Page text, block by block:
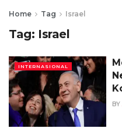
Home Tag Israel
Tag: Israel
INTERNASIONAL
BY